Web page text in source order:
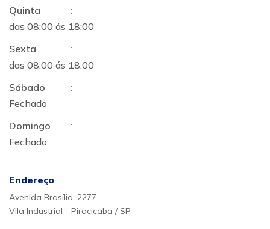
Quinta
:
das 08:00 ás 18:00
Sexta
:
das 08:00 ás 18:00
Sábado
:
Fechado
Domingo
:
Fechado
Endereço
Avenida Brasília, 2277
Vila Industrial - Piracicaba / SP